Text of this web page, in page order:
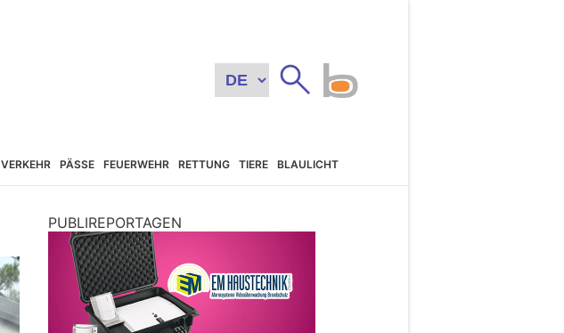
VERKEHR PÄSSE FEUERWEHR RETTUNG TIERE BLAULICHT
PUBLIREPORTAGEN